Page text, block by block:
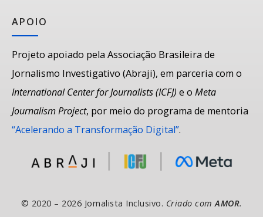
APOIO
Projeto apoiado pela Associação Brasileira de
Jornalismo Investigativo (Abraji), em parceria com o
International Center for Journalists (ICFJ) e o Meta
Journalism Project, por meio do programa de mentoria
“Acelerando a Transformação Digital”.
© 2020 – 2026 Jornalista Inclusivo. Criado comAMOR.